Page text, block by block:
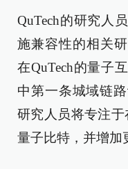
QuTech的研究人
施兼容性的相关
在QuTech的量子
中第一条城域链
研究人员将专注
量子比特，并增加